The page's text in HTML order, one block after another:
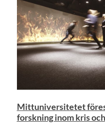
Mittuniversitetet
forskning inom kris